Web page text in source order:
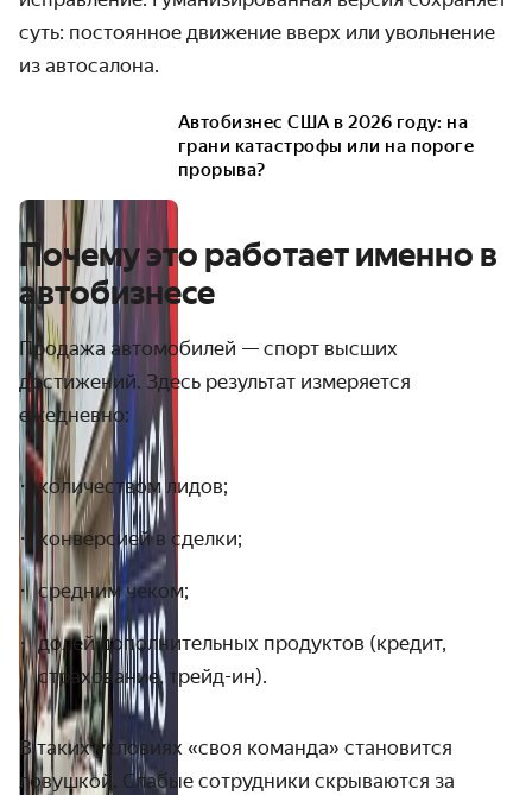
суть: постоянное движение вверх или увольнение
из автосалона.
Автобизнес США в 2026 году: на
грани катастрофы или на пороге
прорыва?
Почему это работает именно в
автобизнесе
Продажа автомобилей — спорт высших
достижений. Здесь результат измеряется
ежедневно:
количеством лидов;
конверсией в сделки;
средним чеком;
долей дополнительных продуктов (кредит,
страхование, трейд-ин).
В таких условиях «своя команда» становится
ловушкой. Слабые сотрудники скрываются за